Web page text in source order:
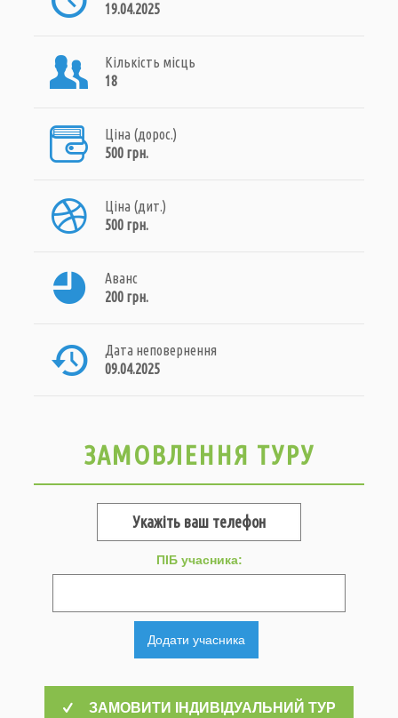
19.04.2025
Кількість місць
18
Ціна (дорос.)
500 грн.
Ціна (дит.)
500 грн.
Аванс
200 грн.
Дата неповернення
09.04.2025
ЗАМОВЛЕННЯ ТУРУ
ПІБ учасника:
Додати учасника
ЗАМОВИТИ ІНДИВІДУАЛЬНИЙ ТУР